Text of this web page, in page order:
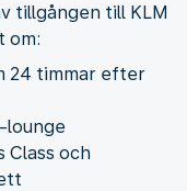
tillgången till KLM
om:
24 timmar efter
lounge
Class och